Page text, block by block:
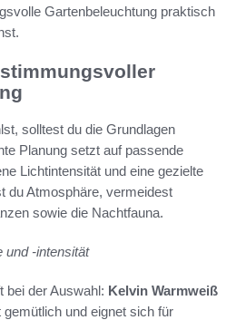
Gartenbeleuchtung praktisch
solltest du die Grundlagen
Planung setzt auf passende
Lichtintensität und eine gezielte
du Atmosphäre, vermeidest
sowie die Nachtfauna.
und -intensität
bei der Auswahl: Kelvin Warmweiß
und eignet sich für